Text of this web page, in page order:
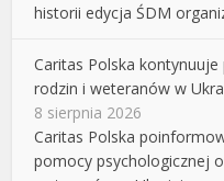
historii edycja ŚDM
Caritas Polska
rodzin i weteranów w
8 sierpnia 2026
Caritas Polska
pomocy psychologicznej